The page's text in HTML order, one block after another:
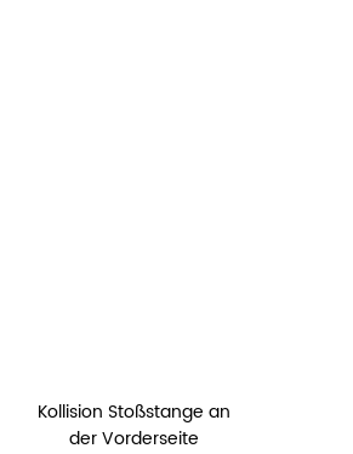
Kollision Stoßstange an
der Vorderseite